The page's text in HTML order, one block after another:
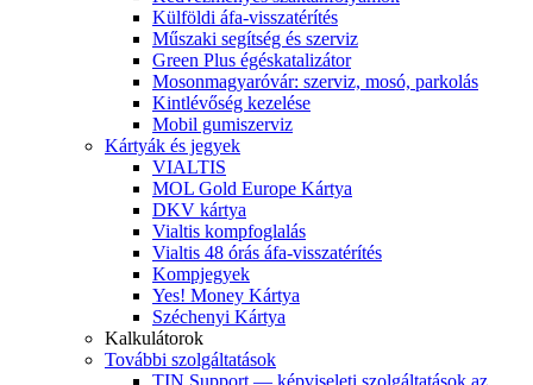
Külföldi áfa-visszatérítés
Műszaki segítség és szerviz
Green Plus égéskatalizátor
Mosonmagyaróvár: szerviz, mosó, parkolás
Kintlévőség kezelése
Mobil gumiszerviz
Kártyák és jegyek
VIALTIS
MOL Gold Europe Kártya
DKV kártya
Vialtis kompfoglalás
Vialtis 48 órás áfa-visszatérítés
Kompjegyek
Yes! Money Kártya
Széchenyi Kártya
Kalkulátorok
További szolgáltatások